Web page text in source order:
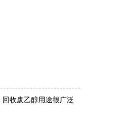
回收废乙醇用途很广泛